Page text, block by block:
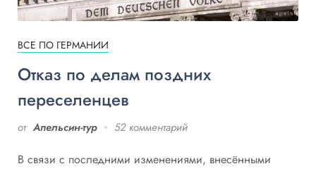
ВСЕ ПО ГЕРМАНИИ
Отказ по делам поздних
переселенцев
от Апельсин-тур 52 комментарий
В связи с последними изменениями, внесёнными